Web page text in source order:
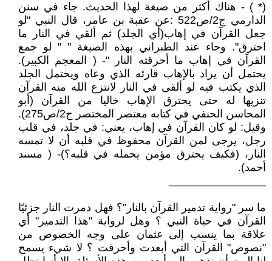
(* ) - هناك أكثر من صيغة لهذا الحديث. جاء في سنن
الدارمي ج2/ص522 :عن عقبة بن عامر، قال النبي "لو
جعل القرآن في إهاب(أي الجلد) ثم ألقي في النار ما
احترق". وجاء عند الطبراني بهذه الصيغة " " لو جمع
القرآن في إهاب ما أحرقته النار "- ( المعجم الكبير).
يحتمل أن يراد بالإهاب قارئه الذي وعاه ويحتمل الجلد
الذي يكتب فيه لو ألقى في النار لانتزع الله منه القرآن
تنزيها له حتى يحترق الإهاب خاليا من القرآن (أبو
المحاسن الحنفي في كتابه معتصر المختصر ج2/ص275).
وقيل: لو كان القرآن في إهاب، يعني: في جلد، في قلب
رجل، يرجى لمن القرآن محفوظ في قلبه أن لا تمسه
النار، (فكيف يحترق مؤمن يحمله في قلبه؟)- ( مسند
أحمد).
ما سر "رواية تدمير القرآن بالنار"؟ فهل دمرت النار جزئيًا
القرآن في حياة النبي ؟ وهل لرواية "هذا التدمير" أي
علاقة بما ينسب إلى عثمان على وجه الخصوص من
"نصوص" القرآن التي أبعدت وأحرقت ؟ لا شيء يسمح